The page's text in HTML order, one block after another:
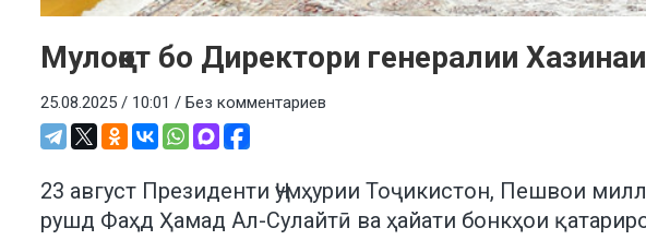
Мулоқот бо Директори генералии
25.08.2025 / 10:01 / Без комментариев
23 август Президенти Ҷумҳурии Тоҷикистон, Пешвои
рушд Фаҳд Ҳамад Ал-Сулайтӣ ва ҳайати бонкҳои